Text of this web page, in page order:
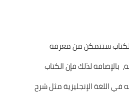
ستتمكن من معرفة
بالإضافة لذلك فإن الكتاب
اللغة الإنجليزية مثل شرح